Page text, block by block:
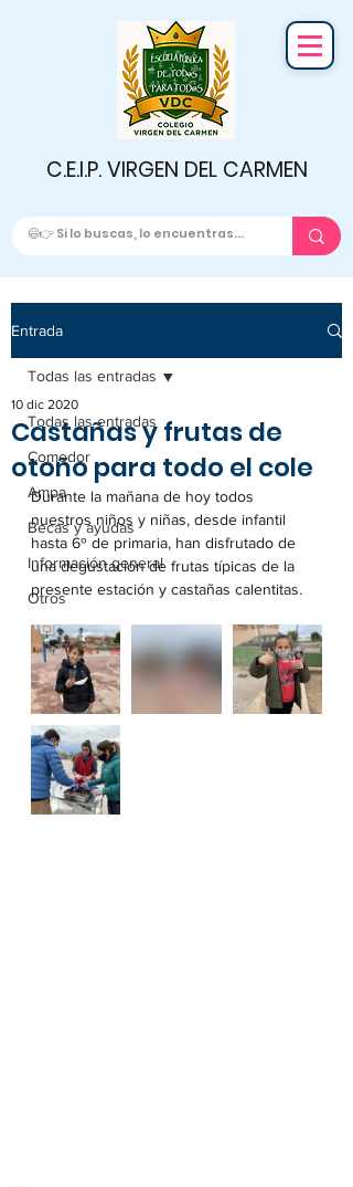
C.E.I.P. VIRGEN DEL CARMEN
Entrada
Todas las entradas
Comedor
Ampa
Becas y ayudas
Información general
Otros
Todas las entradas
Castañas y frutas de
otoño para todo el cole
10 dic 2020
Durante la mañana de hoy todos
nuestros niños y niñas, desde infantil
hasta 6º de primaria, han disfrutado de
una degustación de frutas típicas de la
presente estación y castañas calentitas.